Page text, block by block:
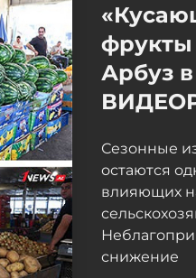
Арбуз
Сезонные
остаются
влияющих
снижение